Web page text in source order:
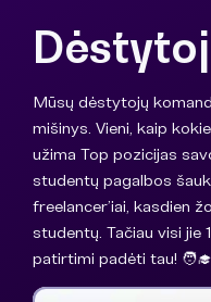
Mūsų dėstytojų
mišinys. Vieni, kaip
užima Top pozicijas
studentų pagalbos
freelancer’iai, kasdien
studentų. Tačiau visi jie
patirtimi padėti tau! 🧑‍🎓